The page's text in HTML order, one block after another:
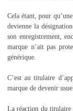
Cela étant, pour
devienne la
son enregistrement,
marque n’ait pas
générique.
C’est au titulaire
marque de devenir
La réaction du titulaire